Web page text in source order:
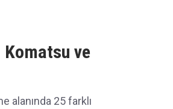
Komatsu ve
alanında 25 farklı